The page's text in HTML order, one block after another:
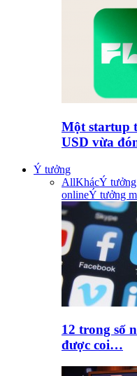
Một startup
USD vừa
Ý tưởng
AllKhácÝ
onlineÝ tưởng
12 trong số
được coi…